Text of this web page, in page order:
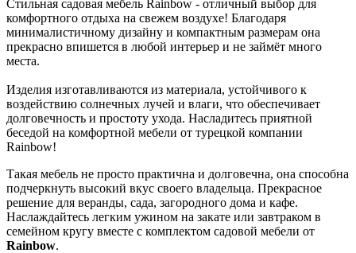
Стильная садовая мебель Rainbow - отличный выбор для
комфортного отдыха на свежем воздухе! Благодаря
минималистичному дизайну и компактным размерам она
прекрасно впишется в любой интерьер и не займёт много
места.
Изделия изготавливаются из материала, устойчивого к
воздействию солнечных лучей и влаги, что обеспечивает
долговечность и простоту ухода. Насладитесь приятной
беседой на комфортной мебели от турецкой компании
Rainbow!
Такая мебель не просто практична и долговечна, она способна
подчеркнуть высокий вкус своего владельца. Прекрасное
решение для веранды, сада, загородного дома и кафе.
Наслаждайтесь легким ужином на закате или завтраком в
семейном кругу вместе с комплектом садовой мебели от
Rainbow.